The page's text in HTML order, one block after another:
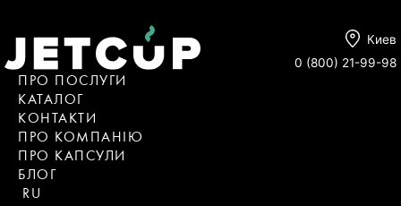
Киев
0 (800) 21-99-98
ПРО ПОСЛУГИ
КАТАЛОГ
KОНТАКТИ
ПРО КОМПАНІЮ
ПРО КАПСУЛИ
БЛОГ
RU